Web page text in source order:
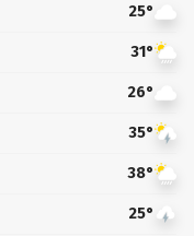
25°
31°
26°
35°
38°
25°